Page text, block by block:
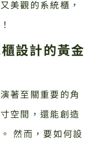
美觀的系統櫃，
設計的黃金
著至關重要的角
空間，還能創造
然而，要如何設